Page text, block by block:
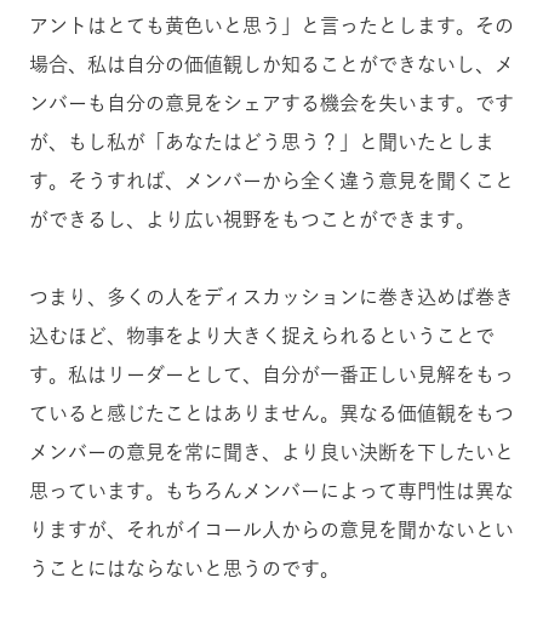
アントはとても黄色いと思う」と言ったとします。その
場合、私は自分の価値観しか知ることができないし、メ
ンバーも自分の意見をシェアする機会を失います。です
が、もし私が「あなたはどう思う？」と聞いたとしま
す。そうすれば、メンバーから全く違う意見を聞くこと
ができるし、より広い視野をもつことができます。
つまり、多くの人をディスカッションに巻き込めば巻き
込むほど、物事をより大きく捉えられるということで
す。私はリーダーとして、自分が一番正しい見解をもっ
ていると感じたことはありません。異なる価値観をもつ
メンバーの意見を常に聞き、より良い決断を下したいと
思っています。もちろんメンバーによって専門性は異な
りますが、それがイコール人からの意見を聞かないとい
うことにはならないと思うのです。